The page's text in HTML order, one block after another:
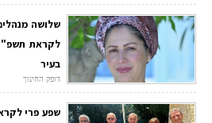
שלושה
לקראת
בעיר
דופק החינוך
שפע פרי